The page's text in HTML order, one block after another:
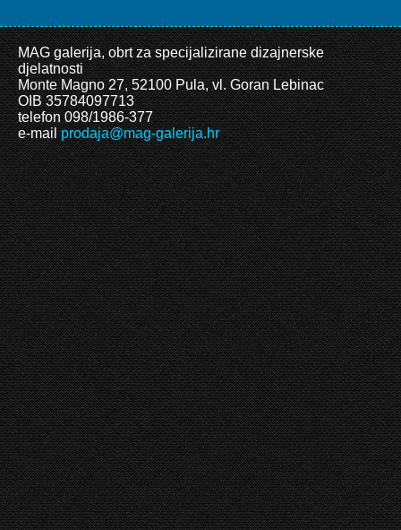
MAG galerija, obrt za specijalizirane dizajnerske
djelatnosti
Monte Magno 27, 52100 Pula, vl. Goran Lebinac
OIB 35784097713
telefon 098/1986-377
e-mailprodaja@mag-galerija.hr